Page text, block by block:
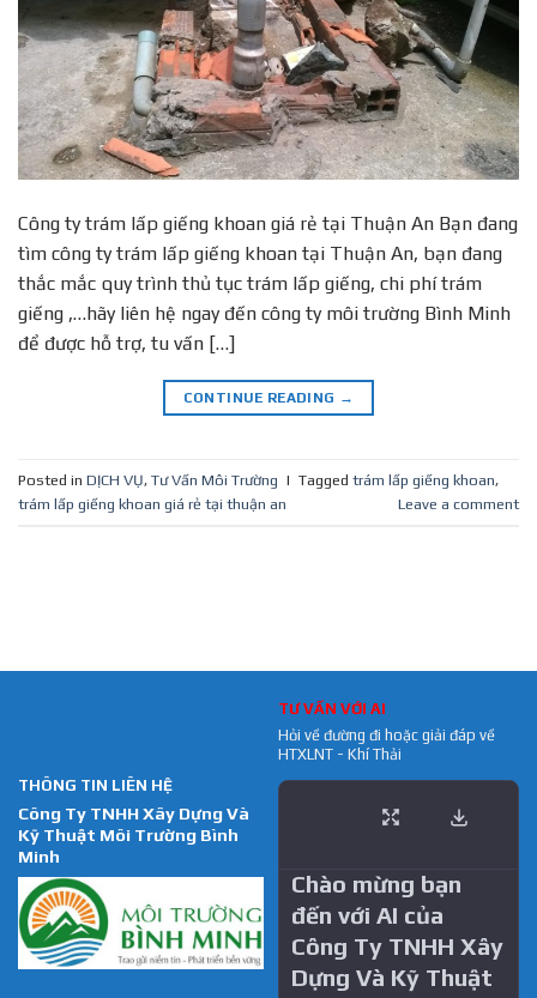
Công ty trám lấp giếng khoan giá rẻ tại Thuận An Bạn đang
tìm công ty trám lấp giếng khoan tại Thuận An, bạn đang
thắc mắc quy trình thủ tục trám lấp giếng, chi phí trám
giếng ,…hãy liên hệ ngay đến công ty môi trường Bình Minh
để được hỗ trợ, tu vấn […]
CONTINUE READING →
Posted in DỊCH VỤ, Tư Vấn Môi Trường | Tagged trám lấp giếng khoan,
trám lấp giếng khoan giá rẻ tại thuận an
Leave a comment
THÔNG TIN LIÊN HỆ
Công Ty TNHH Xây Dựng Và
Kỹ Thuật Môi Trường Bình
Minh
TƯ VẤN VỚI AI
Hỏi về đường đi hoặc giải đáp về
HTXLNT - Khí Thải
Chào mừng bạn
đến với AI của
Công Ty TNHH Xây
Dựng Và Kỹ Thuật